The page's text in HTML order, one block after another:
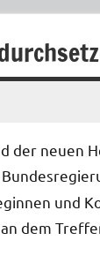
der neuen
und
dem